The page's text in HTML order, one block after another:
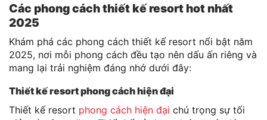
Các phong cách thiết kế resort hot nhất
2025
Khám phá các phong cách thiết kế resort nổi bật năm
2025, nơi mỗi phong cách đều tạo nên dấu ấn riêng và
mang lại trải nghiệm đáng nhớ dưới đây:
Thiết kế resort phong cách hiện đại
Thiết kế resort phong cách hiện đại chú trọng sự tối